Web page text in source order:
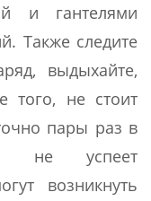
и гантелями
Также следите
выдыхайте,
того, не стоит
пары раз в
не успеет
возникнуть